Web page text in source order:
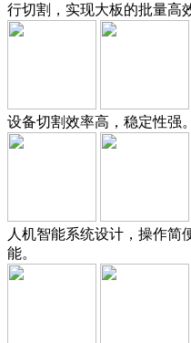
行切割，实现大板的批量高
设备切割效率高，稳定性强。
人机智能系统设计，操作简
能。